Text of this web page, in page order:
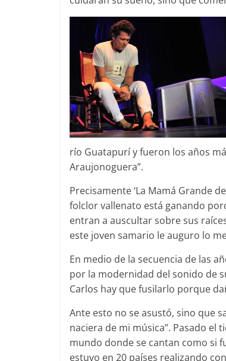
río Guatapurí y fueron los años
Araujonoguera”.
Precisamente ‘La Mamá Grande
folclor vallenato está ganando
entran a auscultar sobre sus
este joven samario le auguro lo
En medio de la secuencia de las
por la modernidad del sonido de
Carlos hay que fusilarlo porque
Ante esto no se asustó, sino que
naciera de mi música”. Pasado el
mundo donde se cantan como si
estuvo en 20 países realizando